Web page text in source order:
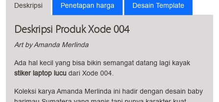
Deskripsi Penetapan harga Desain Template
Deskripsi Produk Xode 004
Art by Amanda Merlinda
Ada hal kecil yang bisa bikin semangat datang lagi kayak
stiker laptop lucu dari Xode 004.
Koleksi karya Amanda Merlinda ini hadir dengan desain baby